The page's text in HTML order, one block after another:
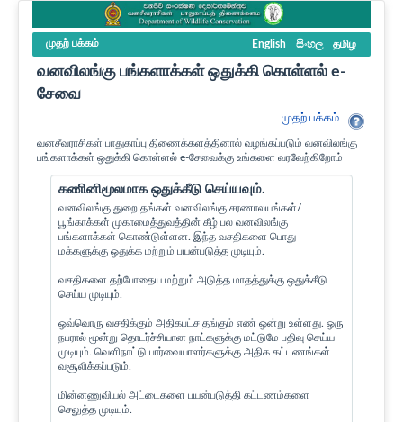
முதற் பக்கம் English සිංහල தமிழ
வனவிலங்கு பங்களாக்கள் ஒதுக்கி கொள்ளல் e-
சேவை
முதற் பக்கம்
வனசீவராசிகள் பாதுகாப்பு திணைக்களத்தினால் வழங்கப்படும் வனவிலங்கு
பங்களாக்கள் ஒதுக்கி கொள்ளல் e-சேவைக்கு உங்களை வரவேற்கிறோம்
கணினிமூலமாக ஒதுக்கீடு செய்யவும்.
வனவிலங்கு துறை தங்கள் வனவிலங்கு சரணாலயங்கள்/
பூங்காக்கள் முகாமைத்துவத்தின் கீழ் பல வனவிலங்கு
பங்களாக்கள் கொண்டுள்ளன. இந்த வசதிகளை பொது
மக்களுக்கு ஒதுக்க மற்றும் பயன்படுத்த முடியும்.
வசதிகளை தற்போதைய மற்றும் அடுத்த மாதத்துக்கு ஒதுக்கீடு
செய்ய முடியும்.
ஒவ்வொரு வசதிக்கும் அதிகபட்ச தங்கும் எண் ஒன்று உள்ளது. ஒரு
நபரால் மூன்று தொடர்ச்சியான நாட்களுக்கு மட்டுமே பதிவு செய்ய
முடியும். வெளிநாட்டு பார்வையாளர்களுக்கு அதிக கட்டணங்கள்
வசூலிக்கப்படும்.
மின்னணுவியல் அட்டைகளை பயன்படுத்தி கட்டணம்களை
செலுத்த முடியும்.